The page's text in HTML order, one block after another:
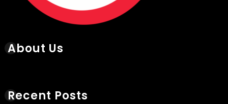
About Us
Recent Posts